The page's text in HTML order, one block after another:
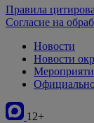
Правила
Согласие на
Новости
Новости
12+